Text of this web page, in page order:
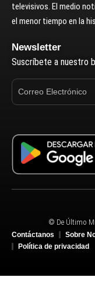
televisivos. El medio
el menor tiempo en la
Newsletter
Suscríbete a nuestro
© De Último
Contáctanos
Sobre
Política de privacidad